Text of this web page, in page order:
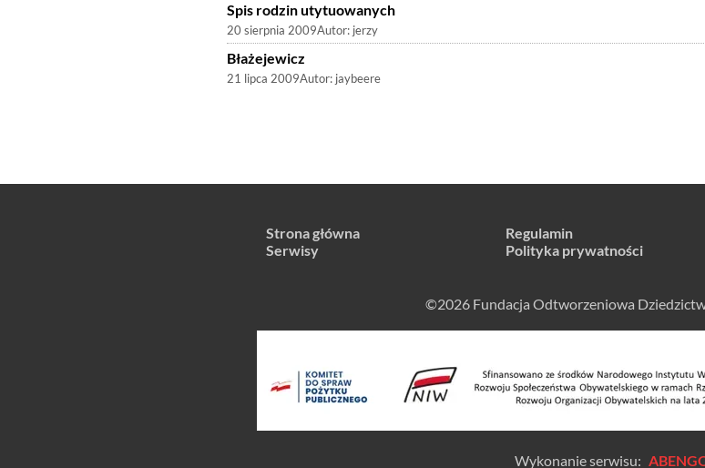
Spis rodzin utytuowanych
20 sierpnia 2009Autor: jerzy
Błażejewicz
21 lipca 2009Autor: jaybeere
Strona główna
Serwisy
Regulamin
Polityka prywatności
©2026 Fundacja Odtworzeniowa
Wykonanie serwisu: